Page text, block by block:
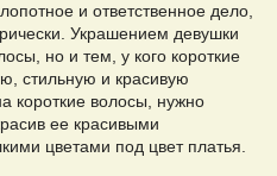
и ответственное дело,
Украшением девушки
но и тем, у кого короткие
стильную и красивую
короткие волосы, нужно
ее красивыми
цветами под цвет платья.